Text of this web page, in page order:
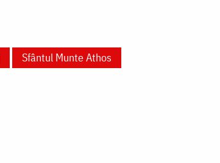
Sfântul Munte Athos